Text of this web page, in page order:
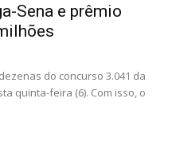
Sena e prêmio
do concurso 3.041 da
quinta-feira (6). Com isso, o